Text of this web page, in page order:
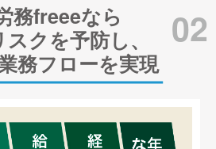
02
務freeeなら
クを予防し、
務フローを実現